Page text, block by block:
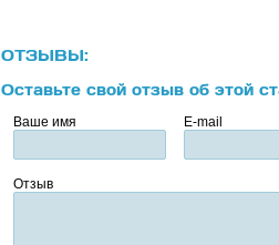
ОТЗЫВЫ:
Оставьте свой отзыв об этой
Ваше имя E-mail
Отзыв